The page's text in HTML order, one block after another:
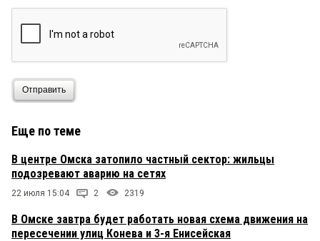
Отправить
Еще по теме
В центре Омска затопило частный сектор: жильцы
подозревают аварию на сетях
22 июля 15:04 2 2319
В Омске завтра будет работать новая схема движения на
пересечении улиц Конева и 3-я Енисейская